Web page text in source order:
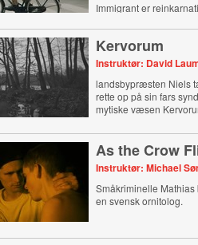
Immigrant er
Kervorum
Instruktør: David
landsbypræsten Niels
rette op på sin fars
mytiske væsen
As the Crow
Instruktør: Michael
Småkriminelle
en svensk ornitolog.